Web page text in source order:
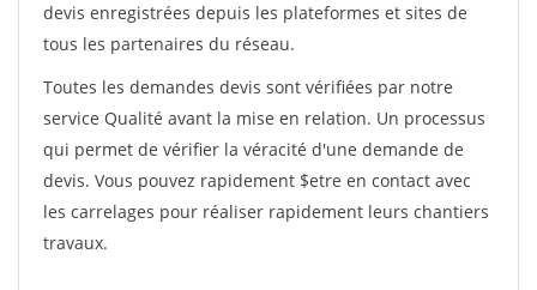
devis enregistrées depuis les plateformes et sites de
tous les partenaires du réseau.
Toutes les demandes devis sont vérifiées par notre
service Qualité avant la mise en relation. Un processus
qui permet de vérifier la véracité d'une demande de
devis. Vous pouvez rapidement $etre en contact avec
les carrelages pour réaliser rapidement leurs chantiers
travaux.